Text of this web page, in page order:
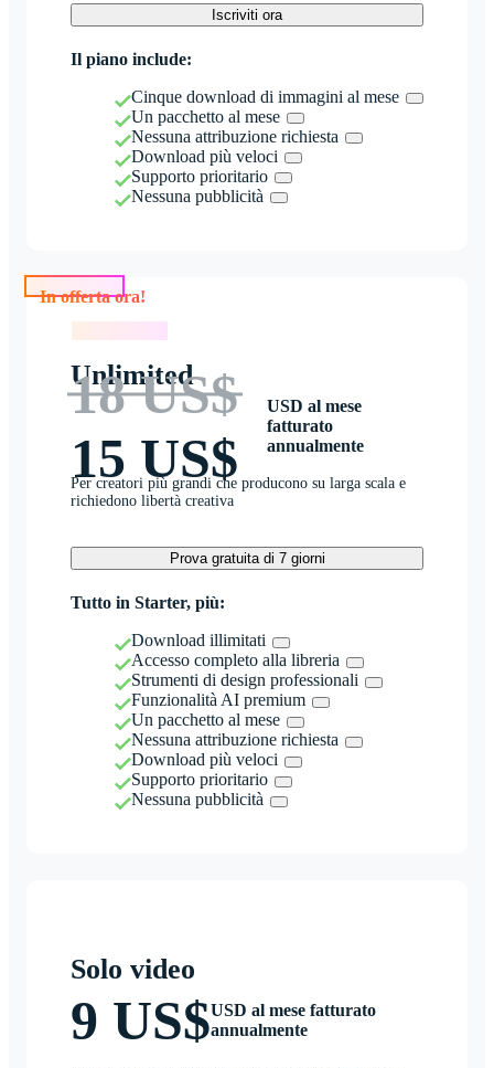
Iscriviti ora
Il piano include:
Cinque download di immagini al mese
Un pacchetto al mese
Nessuna attribuzione richiesta
Download più veloci
Supporto prioritario
Nessuna pubblicità
Unlimited
18 US$
15 US$
USD al mese
fatturato
annualmente
Per creatori più grandi che producono su larga scala e
richiedono libertà creativa
Prova gratuita di 7 giorni
Tutto in Starter, più:
Download illimitati
Accesso completo alla libreria
Strumenti di design professionali
Funzionalità AI premium
Un pacchetto al mese
Nessuna attribuzione richiesta
Download più veloci
Supporto prioritario
Nessuna pubblicità
Solo video
9 US$USD al mese fatturato
annualmente